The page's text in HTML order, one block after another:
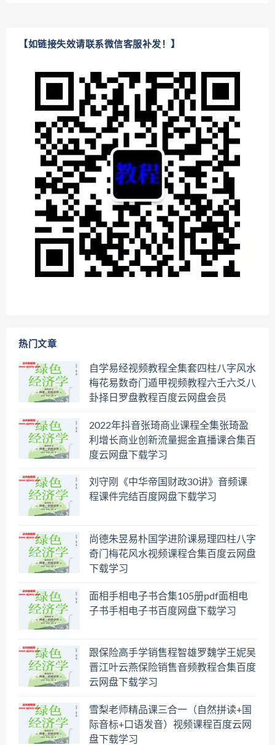
【如链接失效请联系微信客服补发！】
热门文章
自学易经视频教程全集套四柱八字风水
梅花易数奇门遁甲视频教程六壬六爻八
卦择日罗盘教程百度云网盘会员
2022年抖音张琦商业课程全集张琦盈
利增长商业创新流量掘金直播课合集百
度云网盘下载学习
刘守刚《中华帝国财政30讲》音频课
程课件完结百度网盘下载学习
尚德朱昱易朴国学进阶课易理四柱八字
奇门梅花风水视频课程合集百度云网盘
下载学习
面相手相电子书合集105册pdf面相电
子书手相电子书百度网盘下载学习
跟保险高手学销售程智雄罗魏学王妮吴
晋江叶云燕保险销售音频教程合集百度
云网盘下载学习
雪梨老师精品课三合一（自然拼读+国
际音标+口语发音）视频课程百度云网
盘下载学习